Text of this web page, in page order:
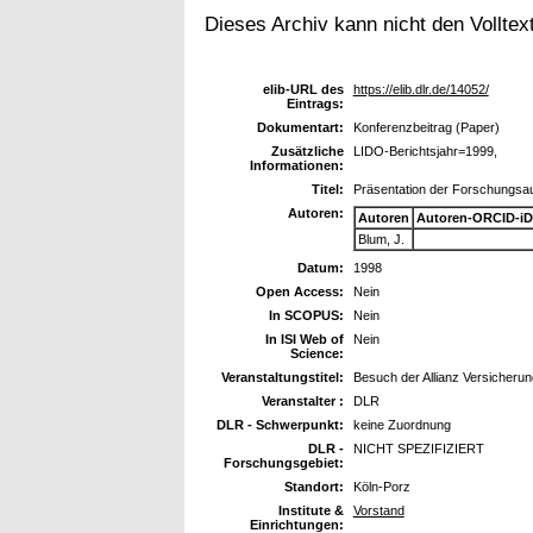
Dieses Archiv kann nicht den
elib-URL des
Eintrags:
https://elib.dlr.de/14052/
Dokumentart:
Konferenzbeitrag (Paper)
Zusätzliche
Informationen:
LIDO-Berichtsjahr=1999,
Titel:
Präsentation der
Autoren:
Autoren Autoren-ORCID-iD
Blum, J.
Datum:
1998
Open Access:
Nein
In SCOPUS:
Nein
In ISI Web of
Science:
Nein
Veranstaltungstitel:
Besuch der Allianz
Veranstalter :
DLR
DLR - Schwerpunkt:
keine Zuordnung
DLR -
Forschungsgebiet:
NICHT SPEZIFIZIERT
Standort:
Köln-Porz
Institute &
Einrichtungen:
Vorstand